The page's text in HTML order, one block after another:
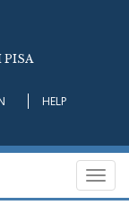
PISA
HELP